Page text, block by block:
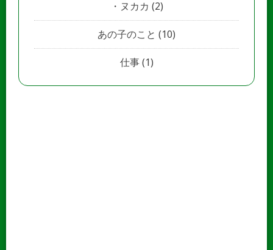
ヌカカ (2)
あの子のこと (10)
仕事(1)